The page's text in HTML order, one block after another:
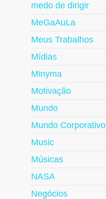
medo de dirigir
MeGaAuLa
Meus Trabalhos
Mídias
Minyma
Motivação
Mundo
Mundo Corporativo
Music
Músicas
NASA
Negócios